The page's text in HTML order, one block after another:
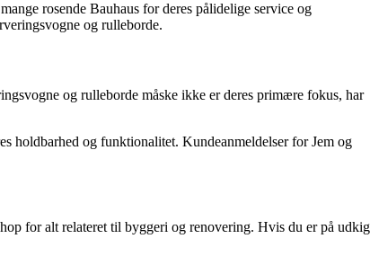
rosende Bauhaus for deres pålidelige service og
og rulleborde.
og rulleborde måske ikke er deres primære fokus, har
holdbarhed og funktionalitet. Kundeanmeldelser for Jem og
for alt relateret til byggeri og renovering. Hvis du er på udkig